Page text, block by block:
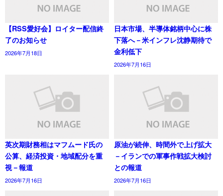
【RSS愛好会】ロイター配信終
了のお知らせ
2026年7月18日
日本市場、半導体銘柄中心に株
下落へ－米インフレ沈静期待で
金利低下
2026年7月16日
英次期財務相はマフムード氏の
公算、経済投資・地域配分を重
視－報道
2026年7月16日
原油が続伸、時間外で上げ拡大
－イランでの軍事作戦拡大検討
との報道
2026年7月16日